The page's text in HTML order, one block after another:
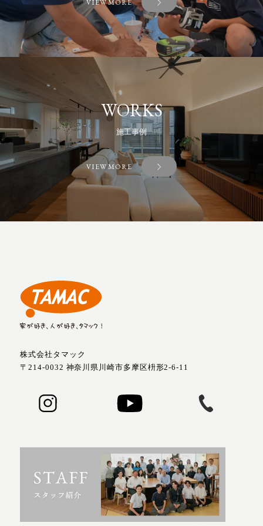
VIEW MORE
WORKS
施工事例
VIEW MORE
株式会社タマック
〒214-0032 神奈川県川崎市多摩区枡形2-6-11